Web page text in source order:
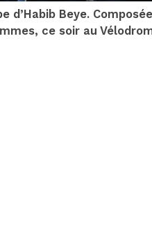
d’Habib Beye.
ce soir au